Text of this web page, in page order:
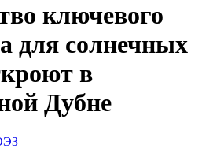
ключевого
для солнечных
в
Дубне